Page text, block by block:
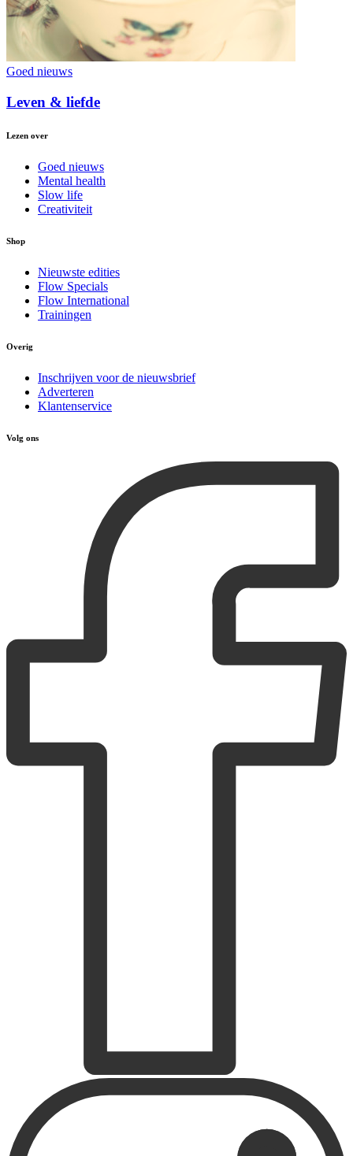
Goed nieuws
Leven & liefde
Lezen over
Goed nieuws
Mental health
Slow life
Creativiteit
Shop
Nieuwste edities
Flow Specials
Flow International
Trainingen
Overig
Inschrijven voor de nieuwsbrief
Adverteren
Klantenservice
Volg ons